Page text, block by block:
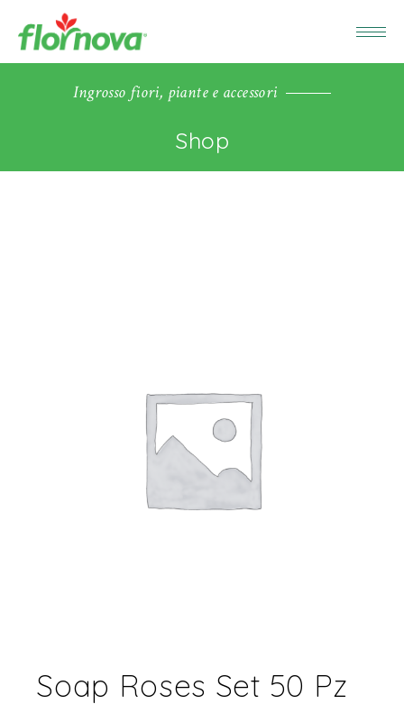
Ingrosso fiori, piante e accessori
Shop
Soap Roses Set 50 Pz